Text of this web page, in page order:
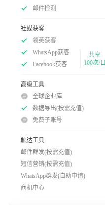
邮件检测
社媒获客
领英获客
WhatsApp获客
Facebook获客
共享
100次/日
高级工具
全球企业库
数据导出(按需充值)
免费子账号
触达工具
邮件群发(按需充值)
短信营销(按需充值)
WhatsApp群发(自助申请)
商机中心